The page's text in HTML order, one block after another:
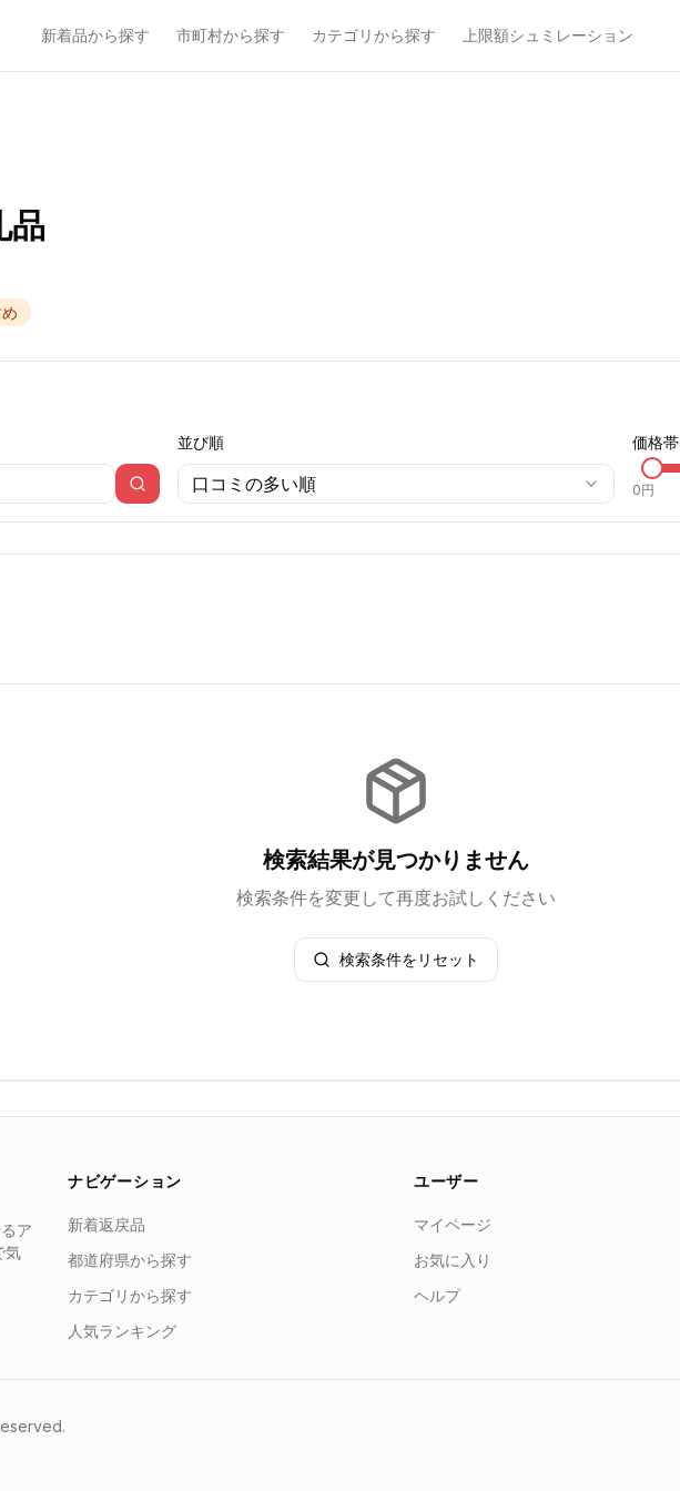
新着品から探す 市町村から探す カテゴリから探す 上限額シュミレーション
品
並び順
口コミの多い順
価格帯
0円
検索結果が見つかりません
検索条件を変更して再度お試しください
検索条件をリセット
ア
気
ナビゲーション
新着返戻品
都道府県から探す
カテゴリから探す
人気ランキング
ユーザー
マイページ
お気に入り
ヘルプ